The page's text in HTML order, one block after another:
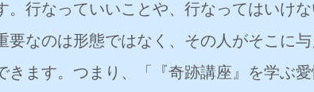
行なっていいことや、行なってはいけ
要なのは形態ではなく、その人がそこに
ます。つまり、「『奇跡講座』を学ぶ